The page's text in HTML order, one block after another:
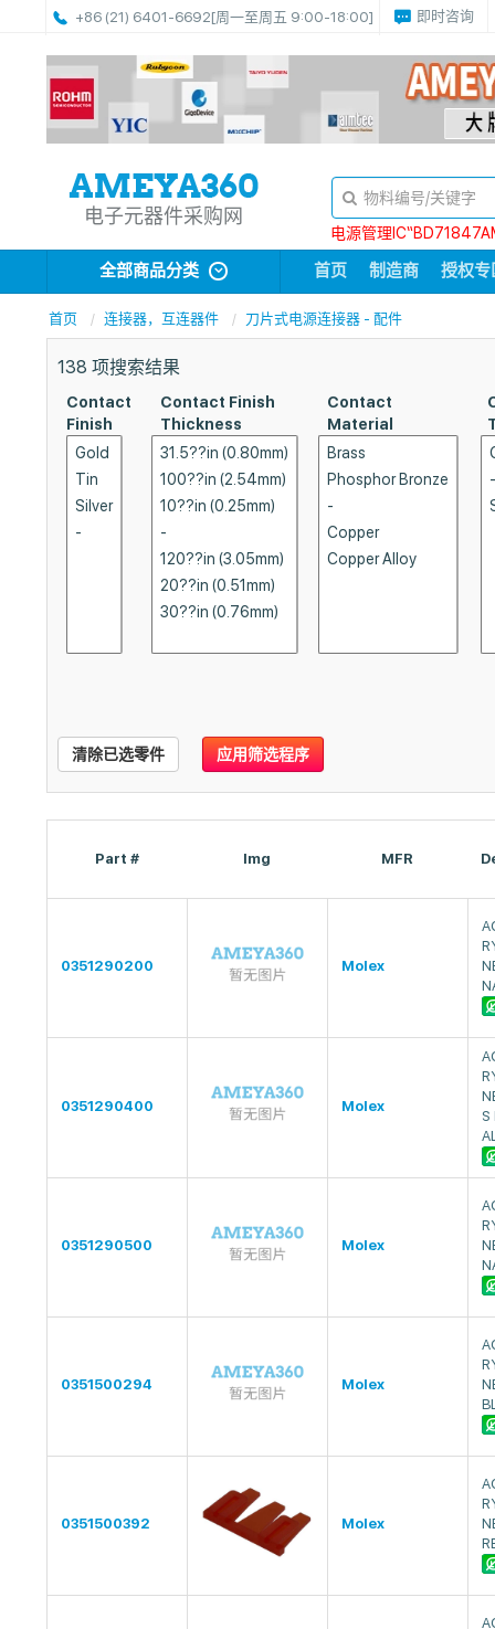
+86 (21) 6401-6692[周一至周五 9:00-18:00] 即时咨询
电子元器件采购网
电源管理
全部商品分类 首页 制造商 授权专
首页 连接器，互连器件 刀片式电源连接器 - 配件
138 项搜索结果
Contact
Finish
Contact Finish
Thickness
Contact
Material
清除已选零件 应用筛选程序
Part # Img MFR
0351290200 Molex
0351290400 Molex
S
0351290500 Molex
0351500294 Molex
0351500392 Molex